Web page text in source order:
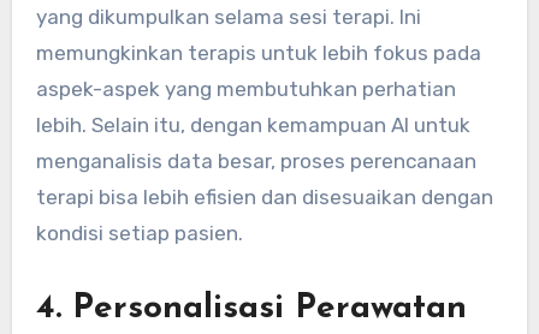
yang dikumpulkan selama sesi terapi. Ini
memungkinkan terapis untuk lebih fokus pada
aspek-aspek yang membutuhkan perhatian
lebih. Selain itu, dengan kemampuan AI untuk
menganalisis data besar, proses perencanaan
terapi bisa lebih efisien dan disesuaikan dengan
kondisi setiap pasien.
4. Personalisasi Perawatan